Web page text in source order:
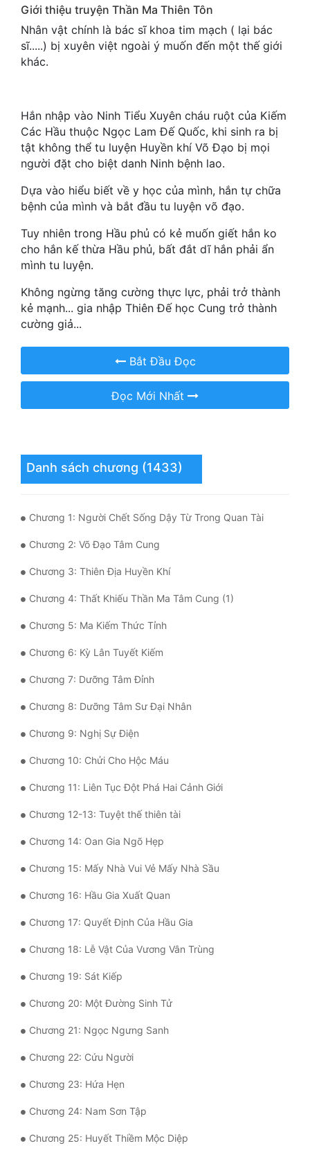
Dị Giới
Dị Năng
Gia Đấu
Góc Nhìn Nữ
Huyền Huyễn
Huyền Ảo
Hài Hước
Hệ Thống
Học Đường
Khoa Huyễn
Kỳ Ảo
Mỹ Thực
Ngôn Tình
Ngược
Nữ Cường
Nữ Phụ
Phong Thủy - Tâm Linh
Phương Tây
Phản Phái
Quan Trường
Quân Sự
Sảng Văn
Sủng
Thanh Xuân
Tiên Hiệp
Tiểu Thuyết
Trinh Thám
Triều Đấu
Trùng Sinh
Trọng Sinh
Giới thiệu truyện Thần Ma Thiên Tôn
Nhân vật chính là bác sĩ khoa tim mạch ( lại bác
sĩ.....) bị xuyên việt ngoài ý muốn đến một thế giới
khác.
Hắn nhập vào Ninh Tiểu Xuyên cháu ruột của Kiếm
Các Hầu thuộc Ngọc Lam Đế Quốc, khi sinh ra bị
tật không thể tu luyện Huyền khí Võ Đạo bị mọi
người đặt cho biệt danh Ninh bệnh lao.
Dựa vào hiểu biết về y học của mình, hắn tự chữa
bệnh của mình và bắt đầu tu luyện võ đạo.
Tuy nhiên trong Hầu phủ có kẻ muốn giết hắn ko
cho hắn kế thừa Hầu phủ, bất đắt dĩ hắn phải ẩn
mình tu luyện.
Không ngừng tăng cường thực lực, phải trở thành
kẻ mạnh... gia nhập Thiên Đế học Cung trở thành
cường giả...
Bắt Đầu Đọc
Đọc Mới Nhất
Danh sách chương (1433)
Chương 1: Người Chết Sống Dậy Từ Trong Quan Tài
Chương 2: Võ Đạo Tâm Cung
Chương 3: Thiên Địa Huyền Khí
Chương 4: Thất Khiếu Thần Ma Tâm Cung (1)
Chương 5: Ma Kiếm Thức Tỉnh
Chương 6: Kỳ Lân Tuyết Kiếm
Chương 7: Dưỡng Tâm Đỉnh
Chương 8: Dưỡng Tâm Sư Đại Nhân
Chương 9: Nghị Sự Điện
Chương 10: Chửi Cho Hộc Máu
Chương 11: Liên Tục Đột Phá Hai Cảnh Giới
Chương 12-13: Tuyệt thế thiên tài
Chương 14: Oan Gia Ngõ Hẹp
Chương 15: Mấy Nhà Vui Vẻ Mấy Nhà Sầu
Chương 16: Hầu Gia Xuất Quan
Chương 17: Quyết Định Của Hầu Gia
Chương 18: Lễ Vật Của Vương Vân Trùng
Chương 19: Sát Kiếp
Chương 20: Một Đường Sinh Tử
Chương 21: Ngọc Ngưng Sanh
Chương 22: Cứu Người
Chương 23: Hứa Hẹn
Chương 24: Nam Sơn Tập
Chương 25: Huyết Thiềm Mộc Diệp